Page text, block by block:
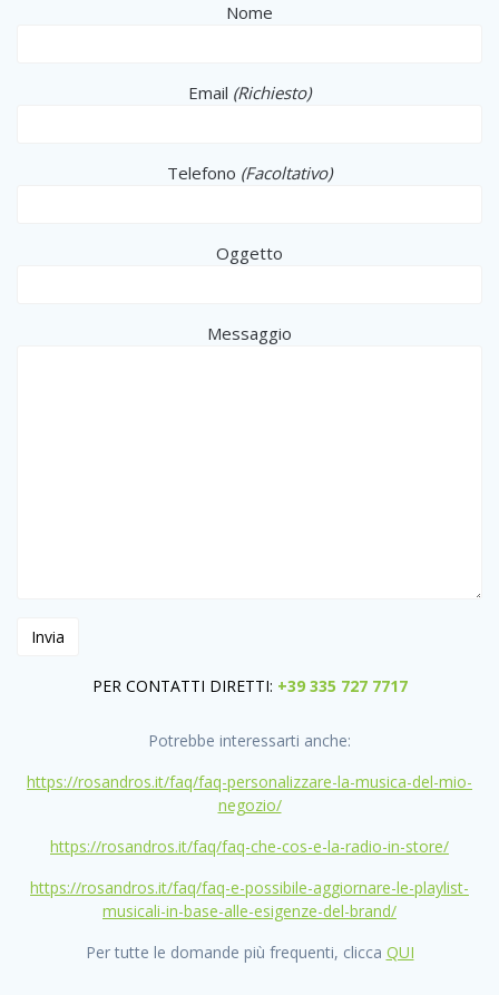
Nome
Email (Richiesto)
Telefono (Facoltativo)
Oggetto
Messaggio
PER CONTATTI DIRETTI: +39 335 727 7717
Potrebbe interessarti anche:
https://rosandros.it/faq/faq-personalizzare-la-musica-del-mio-
negozio/
https://rosandros.it/faq/faq-che-cos-e-la-radio-in-store/
https://rosandros.it/faq/faq-e-possibile-aggiornare-le-playlist-
musicali-in-base-alle-esigenze-del-brand/
Per tutte le domande più frequenti, clicca QUI